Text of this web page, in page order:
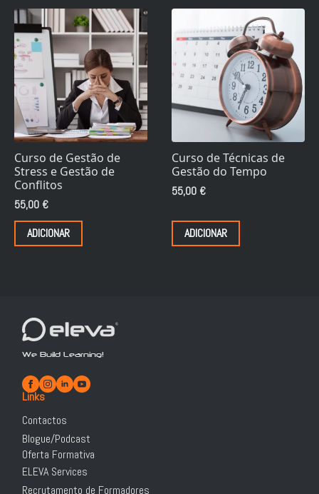
Curso de Gestão de
Stress e Gestão de
Conflitos
55,00 €
ADICIONAR
Curso de Técnicas de
Gestão do Tempo
55,00 €
ADICIONAR
We Build Learning!
Links
Contactos
Blogue/Podcast
Oferta Formativa
ELEVA Services
Recrutamento de Formadores